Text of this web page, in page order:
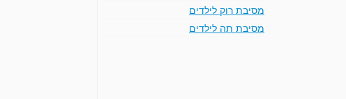
מסיבת רוק לילדים
מסיבת תה לילדים